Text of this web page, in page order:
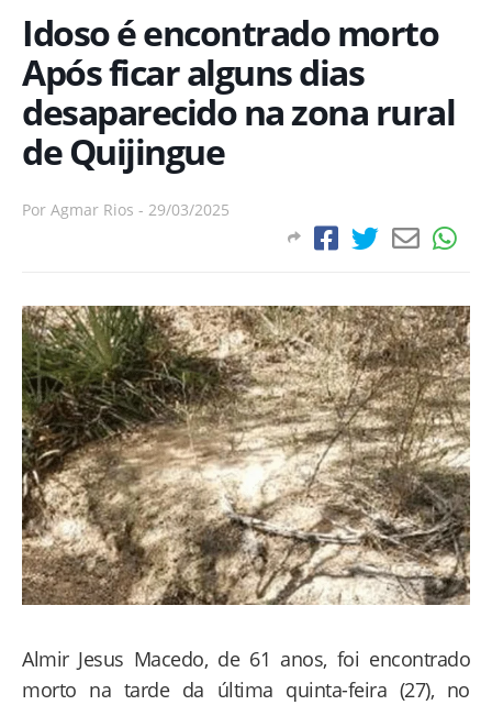
Idoso é encontrado morto
Após ficar alguns dias
desaparecido na zona rural
de Quijingue
Por Agmar Rios - 29/03/2025
Almir Jesus Macedo, de 61 anos, foi encontrado
morto na tarde da última quinta-feira (27), no